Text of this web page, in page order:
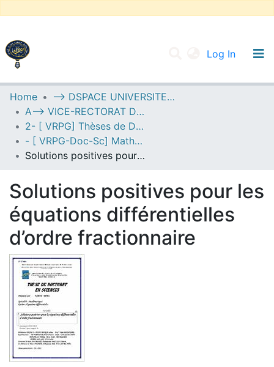
Log In
UNIVERSITY OF D.L SIDI BEL ABBES
Communities & Collections
All of DSpace
Statistics
Home
--> DSPACE UNIVERSITE DJILALLI LIABES DE SIDI BEL ABBES
A--> VICE-RECTORAT DE LA POST-GRADUATION
2- [ VRPG] Thèses de Doctorat en Sciences
- [ VRPG-Doc-Sc] Mathématiques --- رياضيات
Solutions positives pour les équations différentielles d’ordre fractionnaire
Solutions positives pour les
équations différentielles
d’ordre fractionnaire